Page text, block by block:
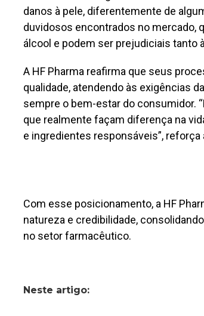
danos à pele, diferentemente de
duvidosos encontrados no mercado,
álcool e podem ser prejudiciais tanto
A HF Pharma reafirma que seus
qualidade, atendendo às exigências
sempre o bem-estar do consumidor.
que realmente façam diferença na
e ingredientes responsáveis”, reforça
Com esse posicionamento, a HF
natureza e credibilidade,
no setor farmacêutico.
Neste artigo: